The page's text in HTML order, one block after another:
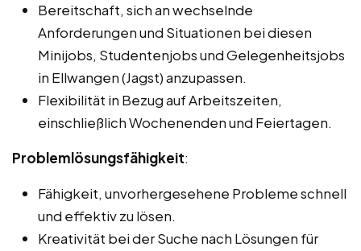
Bereitschaft, sich an wechselnde
Anforderungen und Situationen bei diesen
Minijobs, Studentenjobs und Gelegenheitsjobs
in Ellwangen (Jagst) anzupassen.
Flexibilität in Bezug auf Arbeitszeiten,
einschließlich Wochenenden und Feiertagen.
Problemlösungsfähigkeit:
Fähigkeit, unvorhergesehene Probleme schnell
und effektiv zu lösen.
Kreativität bei der Suche nach Lösungen für